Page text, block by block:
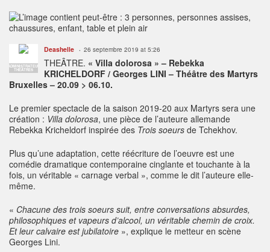
ADMINISTRATEUR
THÉÂTRES
Deashelle 26 septembre 2019 at 5:26
THEÂTRE. « Villa dolorosa » – Rebekka
KRICHELDORF / Georges LINI – Théâtre des Martyrs
Bruxelles – 20.09 > 06.10.
Le premier spectacle de la saison 2019-20 aux Martyrs sera une
création : Villa dolorosa, une pièce de l’auteure allemande
Rebekka Kricheldorf inspirée des Trois soeurs de Tchekhov.
Plus qu’une adaptation, cette réécriture de l’oeuvre est une
comédie dramatique contemporaine cinglante et touchante à la
fois, un véritable « carnage verbal », comme le dit l’auteure elle-
même.
« Chacune des trois soeurs suit, entre conversations absurdes,
philosophiques et vapeurs d’alcool, un véritable chemin de croix.
Et leur calvaire est jubilatoire », explique le metteur en scène
Georges Lini.